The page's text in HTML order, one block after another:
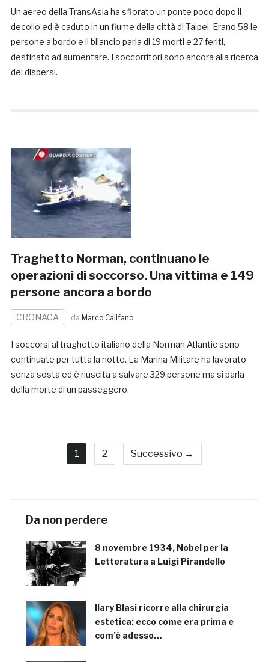
Un aereo della TransAsia ha sfiorato un ponte poco dopo il
decollo ed è caduto in un fiume della città di Taipei. Erano 58 le
persone a bordo e il bilancio parla di 19 morti e 27 feriti,
destinato ad aumentare. I soccorritori sono ancora alla ricerca
dei dispersi.
Traghetto Norman, continuano le
operazioni di soccorso. Una vittima e 149
persone ancora a bordo
CRONACA da Marco Califano
I soccorsi al traghetto italiano della Norman Atlantic sono
continuate per tutta la notte. La Marina Militare ha lavorato
senza sosta ed è riuscita a salvare 329 persone ma si parla
della morte di un passeggero.
1 2 Successivo →
Da non perdere
8 novembre 1934, Nobel per la
Letteratura a Luigi Pirandello
Ilary Blasi ricorre alla chirurgia
estetica: ecco come era prima e
com’è adesso…